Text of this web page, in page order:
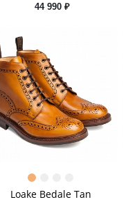
44 990 ₽
Loake Bedale Tan